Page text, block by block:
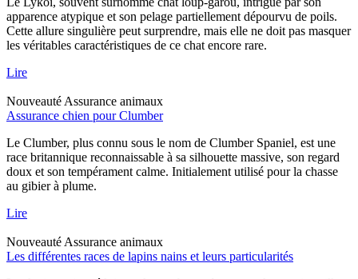
apparence atypique et son pelage partiellement dépourvu de poils.
Cette allure singulière peut surprendre, mais elle ne doit pas masquer
les véritables caractéristiques de ce chat encore rare.
Lire
Nouveauté Assurance animaux
Assurance chien pour Clumber
Le Clumber, plus connu sous le nom de Clumber Spaniel, est une
race britannique reconnaissable à sa silhouette massive, son regard
doux et son tempérament calme. Initialement utilisé pour la chasse
au gibier à plume.
Lire
Nouveauté Assurance animaux
Les différentes races de lapins nains et leurs particularités